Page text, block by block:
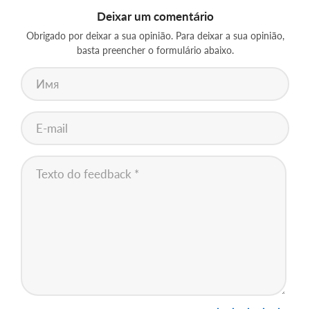
Deixar um comentário
Obrigado por deixar a sua opinião. Para deixar a sua opinião,
basta preencher o formulário abaixo.